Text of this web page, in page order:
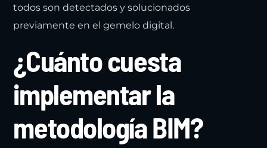
todos son detectados y solucionados
previamente en el gemelo digital.
¿Cuánto cuesta
implementar la
metodología BIM?